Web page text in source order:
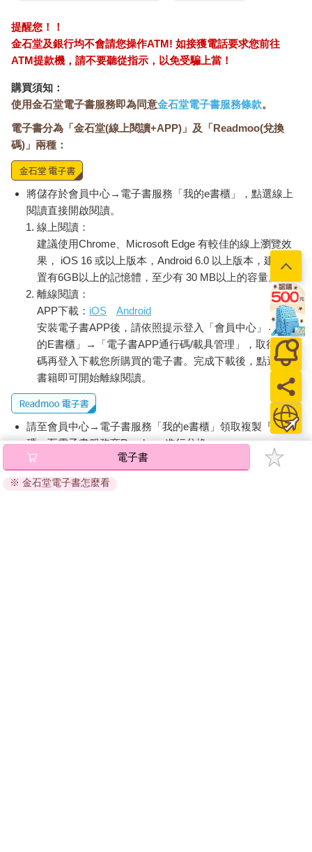
提醒您！！
金石堂及銀行均不會請您操作ATM! 如接獲電話要求您前往
ATM提款機，請不要聽從指示，以免受騙上當！
購買須知：
使用金石堂電子書服務即為同意金石堂電子書服務條款。
電子書分為「金石堂(線上閱讀+APP)」及「Readmoo(兌換
碼)」兩種：
將儲存於會員中心→電子書服務「我的e書櫃」，點選線上
閱讀直接開啟閱讀。
線上閱讀：
建議使用Chrome、Microsoft Edge 有較佳的線上瀏覽效
果， iOS 16 或以上版本，Android 6.0 以上版本，建議裝
置有6GB以上的記憶體，至少有 30 MB以上的容量。
離線閱讀：
APP下載： iOS
Android
安裝電子書APP後，請依照提示登入「會員中心」→「我
的E書櫃」→「電子書APP通行碼/載具管理」，取得通行
碼再登入下載您所購買的電子書。完成下載後，點選任一
書籍即可開始離線閱讀。
請至會員中心→電子書服務「我的e書櫃」領取複製『兌換
碼』至電子書服務商Readmoo進行兌換。
退換貨須知：
因版權保護，您在金石堂所購買的電子書僅能以金石堂專屬
電子書
※ 金石堂電子書怎麼看